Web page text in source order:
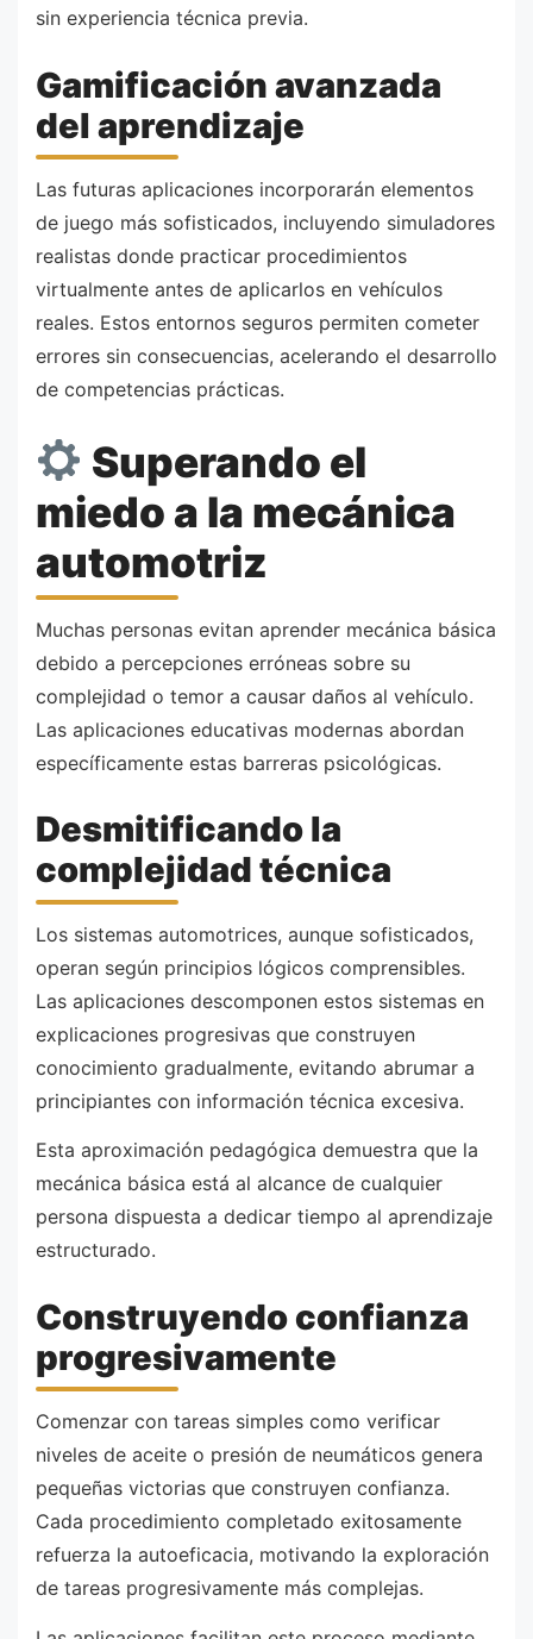
sin experiencia técnica previa.
Gamificación avanzada
del aprendizaje
Las futuras aplicaciones incorporarán elementos
de juego más sofisticados, incluyendo simuladores
realistas donde practicar procedimientos
virtualmente antes de aplicarlos en vehículos
reales. Estos entornos seguros permiten cometer
errores sin consecuencias, acelerando el desarrollo
de competencias prácticas.
Superando el
miedo a la mecánica
automotriz
Muchas personas evitan aprender mecánica básica
debido a percepciones erróneas sobre su
complejidad o temor a causar daños al vehículo.
Las aplicaciones educativas modernas abordan
específicamente estas barreras psicológicas.
Desmitificando la
complejidad técnica
Los sistemas automotrices, aunque sofisticados,
operan según principios lógicos comprensibles.
Las aplicaciones descomponen estos sistemas en
explicaciones progresivas que construyen
conocimiento gradualmente, evitando abrumar a
principiantes con información técnica excesiva.
Esta aproximación pedagógica demuestra que la
mecánica básica está al alcance de cualquier
persona dispuesta a dedicar tiempo al aprendizaje
estructurado.
Construyendo confianza
progresivamente
Comenzar con tareas simples como verificar
niveles de aceite o presión de neumáticos genera
pequeñas victorias que construyen confianza.
Cada procedimiento completado exitosamente
refuerza la autoeficacia, motivando la exploración
de tareas progresivamente más complejas.